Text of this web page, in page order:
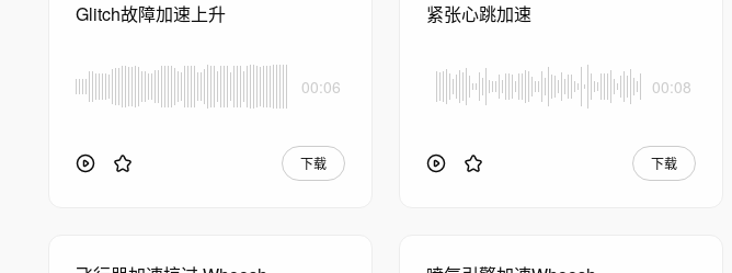
Glitch故障加速上升
00:06
下载
紧张心跳加速
00:08
下载